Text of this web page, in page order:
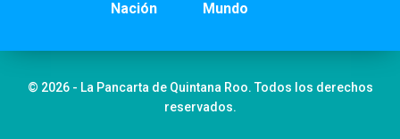
Nación Mundo
© 2026 - La Pancarta de Quintana Roo. Todos los derechos
reservados.